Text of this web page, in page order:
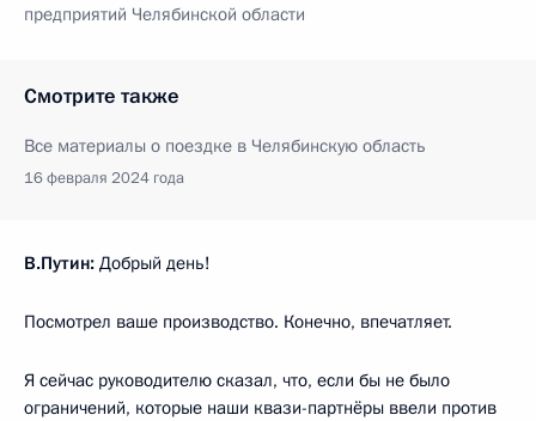
предприятий Челябинской области
Смотрите также
Все материалы о поездке в Челябинскую область
16 февраля 2024 года
В.Путин: Добрый день!
Посмотрел ваше производство. Конечно, впечатляет.
Я сейчас руководителю сказал, что, если бы не было
ограничений, которые наши квази-партнёры ввели против